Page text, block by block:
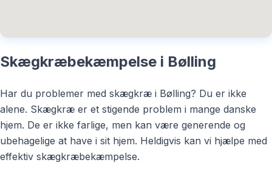
Skægkræbekæmpelse i Bølling
Har du problemer med skægkræ i Bølling? Du er ikke
alene. Skægkræ er et stigende problem i mange danske
hjem. De er ikke farlige, men kan være generende og
ubehagelige at have i sit hjem. Heldigvis kan vi hjælpe med
effektiv skægkræbekæmpelse.